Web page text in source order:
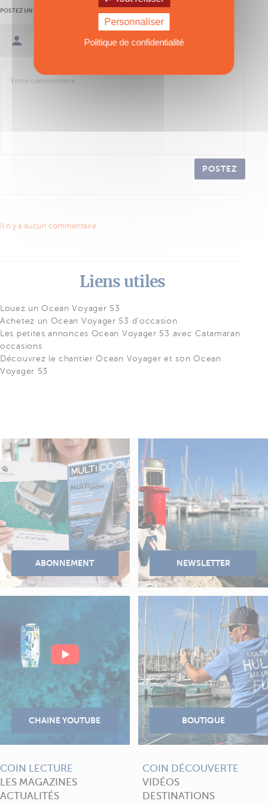
POSTEZ UN AVIS
Se connecter / Créer un compte
POSTEZ
Il n'y a aucun commentaire.
Liens utiles
Louez un Ocean Voyager 53
Achetez un Ocean Voyager 53 d'occasion
Les petites annonces Ocean Voyager 53 avec Catamaran
occasions
Découvrez le chantier Ocean Voyager et son Ocean
Voyager 53
COIN LECTURE
LES MAGAZINES
ACTUALITÉS
COIN DÉCOUVERTE
VIDÉOS
DESTINATIONS
Personnaliser
Politique de confidentialité